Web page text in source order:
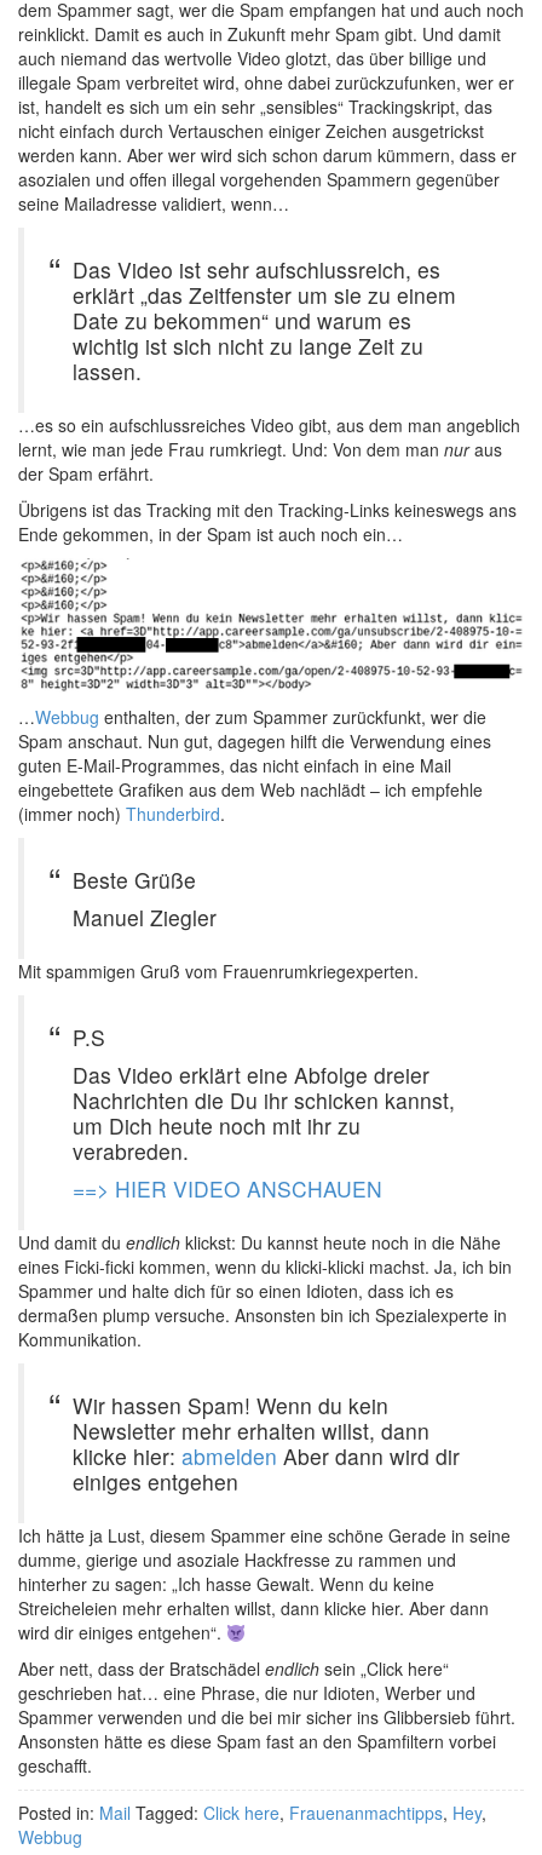
dem Spammer sagt, wer die Spam empfangen hat und auch noch
reinklickt. Damit es auch in Zukunft mehr Spam gibt. Und damit
auch niemand das wertvolle Video glotzt, das über billige und
illegale Spam verbreitet wird, ohne dabei zurückzufunken, wer er
ist, handelt es sich um ein sehr „sensibles“ Trackingskript, das
nicht einfach durch Vertauschen einiger Zeichen ausgetrickst
werden kann. Aber wer wird sich schon darum kümmern, dass er
asozialen und offen illegal vorgehenden Spammern gegenüber
seine Mailadresse validiert, wenn…
Das Video ist sehr aufschlussreich, es
erklärt „das Zeitfenster um sie zu einem
Date zu bekommen“ und warum es
wichtig ist sich nicht zu lange Zeit zu
lassen.
…es so ein aufschlussreiches Video gibt, aus dem man angeblich
lernt, wie man jede Frau rumkriegt. Und: Von dem man nuraus
der Spam erfährt.
Übrigens ist das Tracking mit den Tracking-Links keineswegs ans
Ende gekommen, in der Spam ist auch noch ein…
…Webbug enthalten, der zum Spammer zurückfunkt, wer die
Spam anschaut. Nun gut, dagegen hilft die Verwendung eines
guten E-Mail-Programmes, das nicht einfach in eine Mail
eingebettete Grafiken aus dem Web nachlädt – ich empfehle
(immer noch) Thunderbird.
Beste Grüße
Manuel Ziegler
Mit spammigen Gruß vom Frauenrumkriegexperten.
P.S
Das Video erklärt eine Abfolge dreier
Nachrichten die Du ihr schicken kannst,
um Dich heute noch mit ihr zu
verabreden.
==> HIER VIDEO ANSCHAUEN
Und damit du endlich klickst: Du kannst heute noch in die Nähe
eines Ficki-ficki kommen, wenn du klicki-klicki machst. Ja, ich bin
Spammer und halte dich für so einen Idioten, dass ich es
dermaßen plump versuche. Ansonsten bin ich Spezialexperte in
Kommunikation.
Wir hassen Spam! Wenn du kein
Newsletter mehr erhalten willst, dann
klicke hier: abmelden Aber dann wird dir
einiges entgehen
Ich hätte ja Lust, diesem Spammer eine schöne Gerade in seine
dumme, gierige und asoziale Hackfresse zu rammen und
hinterher zu sagen: „Ich hasse Gewalt. Wenn du keine
Streicheleien mehr erhalten willst, dann klicke hier. Aber dann
wird dir einiges entgehen“.
Aber nett, dass der Bratschädel endlich sein „Click here“
geschrieben hat… eine Phrase, die nur Idioten, Werber und
Spammer verwenden und die bei mir sicher ins Glibbersieb führt.
Ansonsten hätte es diese Spam fast an den Spamfiltern vorbei
geschafft.
Posted in: Mail Tagged: Click here, Frauenanmachtipps, Hey,
Webbug